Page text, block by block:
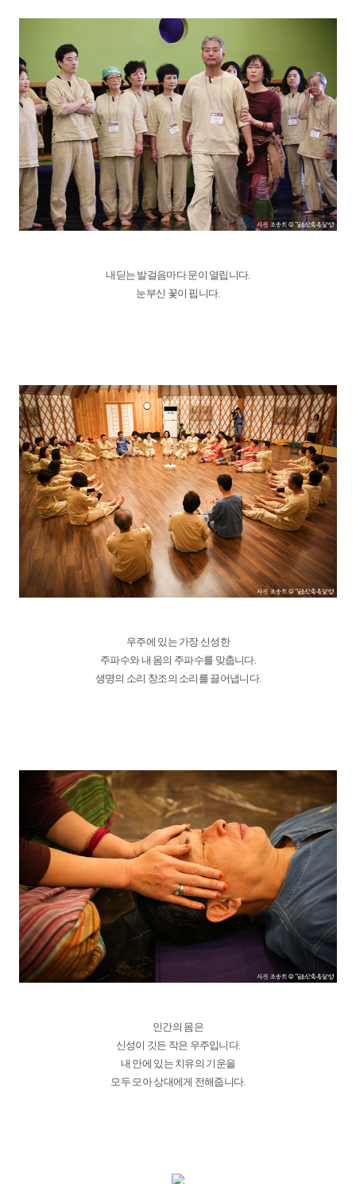
내딛는 발걸음마다 문이 열립니다.
눈부신 꽃이 핍니다.
우주에 있는 가장 신성한
주파수와 내 몸의 주파수를 맞춥니다.
생명의 소리 창조의 소리를 끌어냅니다.
인간의 몸은
신성이 깃든 작은 우주입니다.
내 안에 있는 치유의 기운을
모두 모아 상대에게 전해줍니다.